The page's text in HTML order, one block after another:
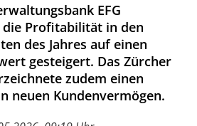
EFG
Profitabilität in den
des Jahres auf einen
gesteigert. Das Zürcher
zudem einen
neuen Kundenvermögen.